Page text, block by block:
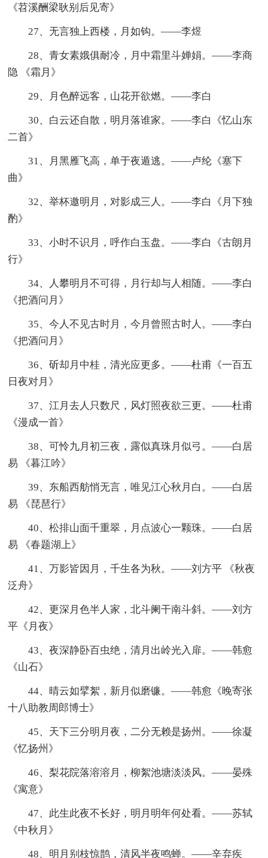
《苕溪酬梁耿别后见寄》
27、无言独上西楼，月如钩。——李煜
28、青女素娥俱耐冷，月中霜里斗婵娟。——李商
隐 《霜月》
29、月色醉远客，山花开欲燃。——李白
30、白云还自散，明月落谁家。——李白《忆山东
二首》
31、月黑雁飞高，单于夜遁逃。——卢纶《塞下
曲》
32、举杯邀明月，对影成三人。——李白《月下独
酌》
33、小时不识月，呼作白玉盘。——李白《古朗月
行》
34、人攀明月不可得，月行却与人相随。——李白
《把酒问月》
35、今人不见古时月，今月曾照古时人。——李白
《把酒问月》
36、斫却月中桂，清光应更多。——杜甫《一百五
日夜对月》
37、江月去人只数尺，风灯照夜欲三更。——杜甫
《漫成一首》
38、可怜九月初三夜，露似真珠月似弓。——白居
易 《暮江吟》
39、东船西舫悄无言，唯见江心秋月白。——白居
易 《琵琶行》
40、松排山面千重翠，月点波心一颗珠。——白居
易 《春题湖上》
41、万影皆因月，千生各为秋。——刘方平 《秋夜
泛舟》
42、更深月色半人家，北斗阑干南斗斜。——刘方
平《月夜》
43、夜深静卧百虫绝，清月出岭光入扉。——韩愈
《山石》
44、晴云如擘絮，新月似磨镰。——韩愈《晚寄张
十八助教周郎博士》
45、天下三分明月夜，二分无赖是扬州。——徐凝
《忆扬州》
46、梨花院落溶溶月，柳絮池塘淡淡风。——晏殊
《寓意》
47、此生此夜不长好，明月明年何处看。——苏轼
《中秋月》
48、明月别枝惊鹊，清风半夜鸣蝉。——辛弃疾